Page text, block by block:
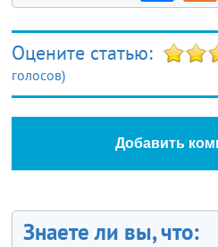
Оцените статью:
голосов)
Добавить
Знаете ли вы, что: